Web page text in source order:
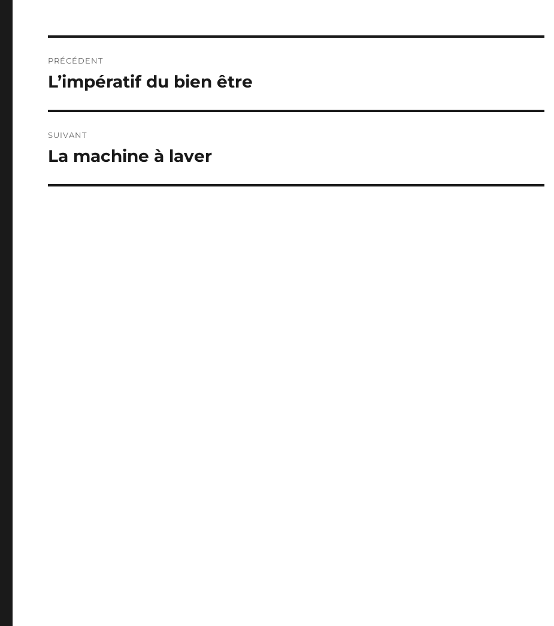
de
PRÉCÉDENT
Publication
L’impératif du bien être
SUIVANT
Publication
La machine à laver